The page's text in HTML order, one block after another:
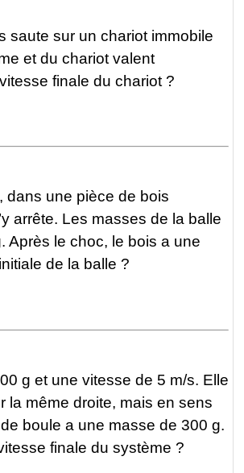
saute sur un chariot immobile
et du chariot valent
finale du chariot ?
dans une pièce de bois
arrête. Les masses de la balle
Après le choc, le bois a une
de la balle ?
g et une vitesse de 5 m/s. Elle
la même droite, mais en sens
boule a une masse de 300 g.
finale du système ?